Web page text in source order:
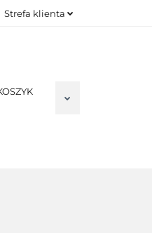
Strefa klienta
zgłoszenie